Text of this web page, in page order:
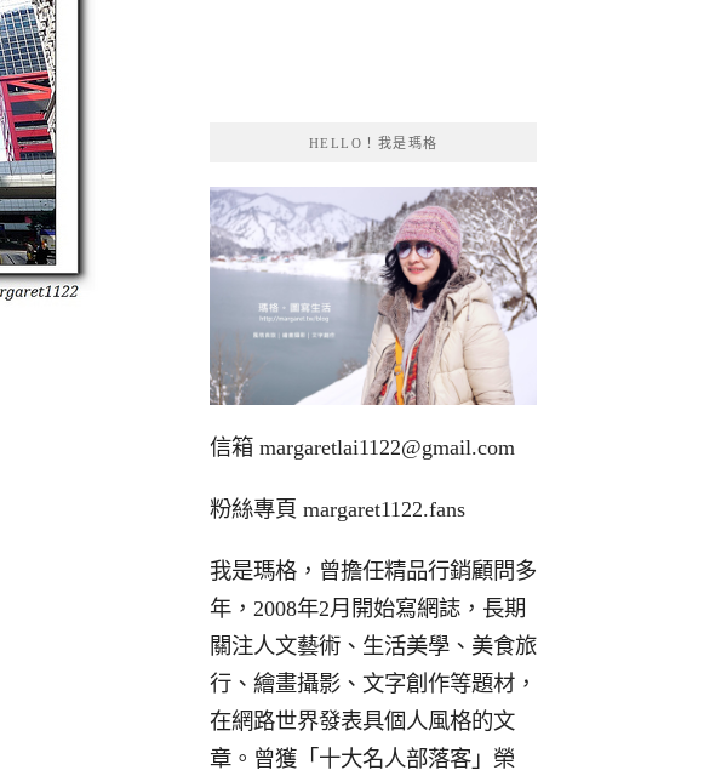
HELLO！我是瑪格
信箱 margaretlai1122@gmail.com
粉絲專頁 margaret1122.fans
我是瑪格，曾擔任精品行銷顧問多
年，2008年2月開始寫網誌，長期
關注人文藝術、生活美學、美食旅
行、繪畫攝影、文字創作等題材，
在網路世界發表具個人風格的文
章。曾獲「十大名人部落客」榮